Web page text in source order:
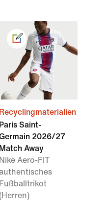
Recyclingmaterialien
Paris Saint-
2026/27
Match Away
Nike Aero-FIT